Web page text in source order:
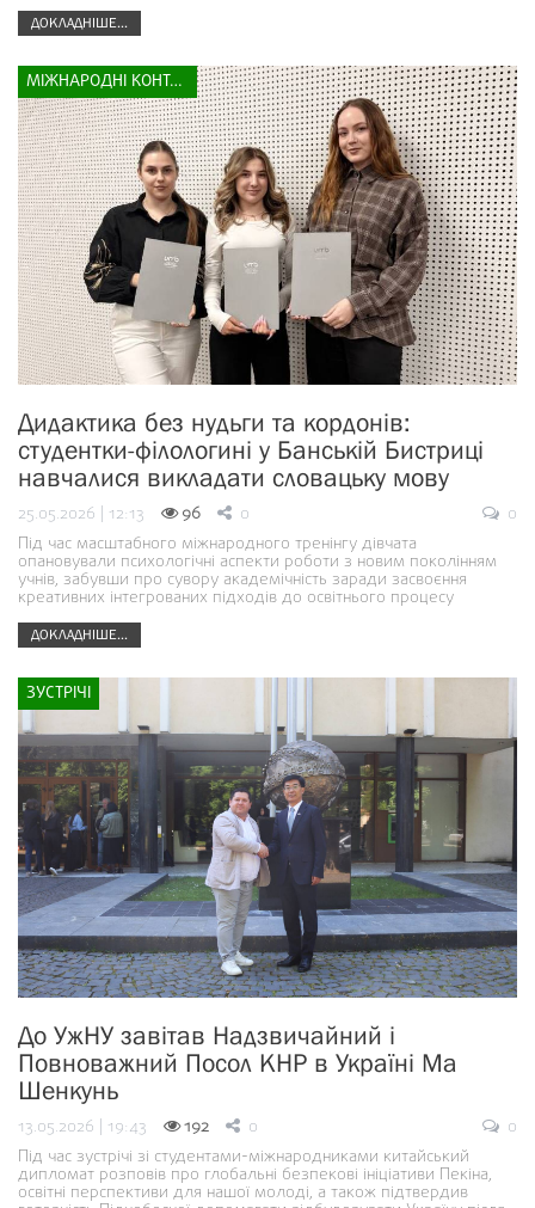
ДОКЛАДНІШЕ...
МІЖНАРОДНІ КОНТАКТИ
Дидактика без нудьги та кордонів:
студентки-філологині у Банській Бистриці
навчалися викладати словацьку мову
25.05.2026 | 12:13 96 0
0
Під час масштабного міжнародного тренінгу дівчата
опановували психологічні аспекти роботи з новим поколінням
учнів, забувши про сувору академічність заради засвоєння
креативних інтегрованих підходів до освітнього процесу
ДОКЛАДНІШЕ...
ЗУСТРІЧІ
До УжНУ завітав Надзвичайний і
Повноважний Посол КНР в Україні Ма
Шенкунь
13.05.2026 | 19:43 192 0
0
Під час зустрічі зі студентами-міжнародниками китайський
дипломат розповів про глобальні безпекові ініціативи Пекіна,
освітні перспективи для нашої молоді, а також підтвердив